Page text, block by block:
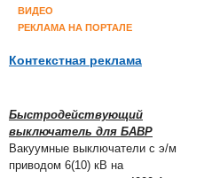
ВИДЕО
РЕКЛАМА НА ПОРТАЛЕ
Контекстная реклама
Быстродействующий
выключатель для БАВР
Вакуумные выключатели с э/м
приводом 6(10) кВ на